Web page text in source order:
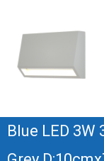
Blue LED 3W